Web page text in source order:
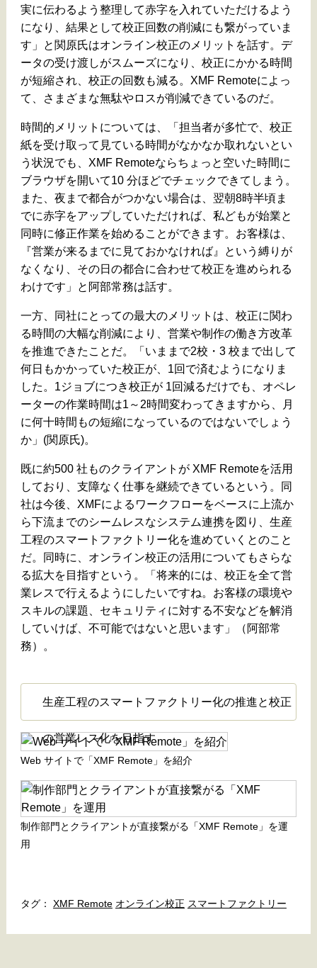
実に伝わるよう整理して赤字を入れていただけるよう
になり、結果として校正回数の削減にも繋がっていま
す」と関原氏はオンライン校正のメリットを話す。デ
ータの受け渡しがスムーズになり、校正にかかる時間
が短縮され、校正の回数も減る。XMF Remoteによっ
て、さまざまな無駄やロスが削減できているのだ。
時間的メリットについては、「担当者が多忙で、校正
紙を受け取って見ている時間がなかなか取れないとい
う状況でも、XMF Remoteならちょっと空いた時間に
ブラウザを開いて10 分ほどでチェックできてしまう。
また、夜まで都合がつかない場合は、翌朝8時半頃ま
でに赤字をアップしていただければ、私どもが始業と
同時に修正作業を始めることができます。お客様は、
『営業が来るまでに見ておかなければ』という縛りが
なくなり、その日の都合に合わせて校正を進められる
わけです」と阿部常務は話す。
一方、同社にとっての最大のメリットは、校正に関わ
る時間の大幅な削減により、営業や制作の働き方改革
を推進できたことだ。「いままで2校・3 校まで出して
何日もかかっていた校正が、1回で済むようになりま
した。1ジョブにつき校正が 1回減るだけでも、オペレ
ーターの作業時間は1～2時間変わってきますから、月
に何十時間もの短縮になっているのではないでしょう
か」(関原氏)。
既に約500 社ものクライアントが XMF Remoteを活用
しており、支障なく仕事を継続できているという。同
社は今後、XMFによるワークフローをベースに上流か
ら下流までのシームレスなシステム連携を図り、生産
工程のスマートファクトリー化を進めていくとのこと
だ。同時に、オンライン校正の活用についてもさらな
る拡大を目指すという。「将来的には、校正を全て営
業レスで行えるようにしたいですね。お客様の環境や
スキルの課題、セキュリティに対する不安などを解消
していけば、不可能ではないと思います」（阿部常
務）。
生産工程のスマートファクトリー化の推進と校正
の営業レス化を目指す
Web サイトで「XMF Remote」を紹介
制作部門とクライアントが直接繋がる「XMF Remote」を運
用
XMF Remote オンライン校正 スマートファクトリー